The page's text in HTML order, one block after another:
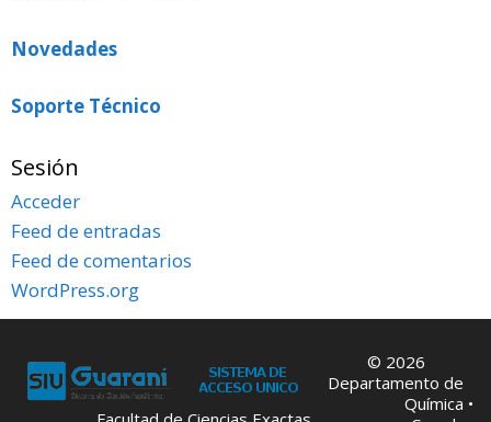
Novedades
Soporte Técnico
Sesión
Acceder
Feed de entradas
Feed de comentarios
WordPress.org
© 2026
Departamento de
Química •